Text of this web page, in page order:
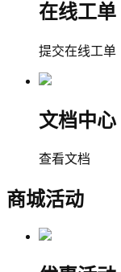
在线工单
提交在线工单
文档中心
查看文档
商城活动